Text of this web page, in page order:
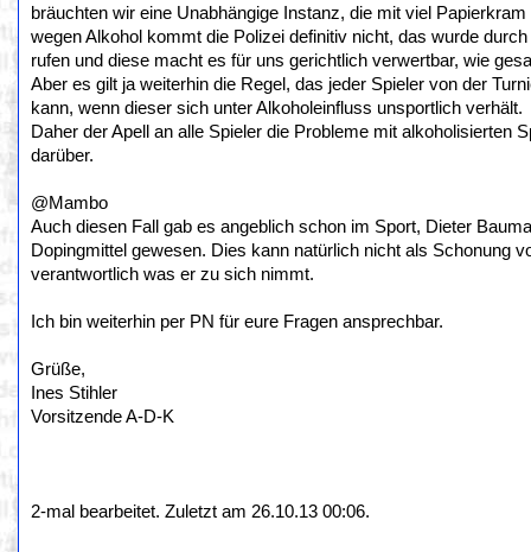
bräuchten wir eine Unabhängige Instanz, die mit viel
wegen Alkohol kommt die Polizei definitiv nicht, das wurde
rufen und diese macht es für uns gerichtlich verwertbar, wie
Aber es gilt ja weiterhin die Regel, das jeder Spieler von der
kann, wenn dieser sich unter Alkoholeinfluss unsportlich verhält.
Daher der Apell an alle Spieler die Probleme mit alkoholisierten
darüber.
@Mambo
Auch diesen Fall gab es angeblich schon im Sport, Dieter
Dopingmittel gewesen. Dies kann natürlich nicht als Schonung
verantwortlich was er zu sich nimmt.
Ich bin weiterhin per PN für eure Fragen ansprechbar.
Grüße,
Ines Stihler
Vorsitzende A-D-K
2-mal bearbeitet. Zuletzt am 26.10.13 00:06.